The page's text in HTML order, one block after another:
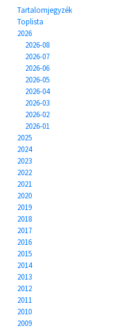
Tartalomjegyzék
Toplista
2026
2026-08
2026-07
2026-06
2026-05
2026-04
2026-03
2026-02
2026-01
2025
2024
2023
2022
2021
2020
2019
2018
2017
2016
2015
2014
2013
2012
2011
2010
2009